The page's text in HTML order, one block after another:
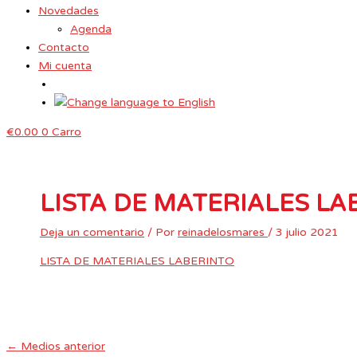
Novedades
Agenda
Contacto
Mi cuenta
€0.00 0 Carro
LISTA DE MATERIALES
Deja un comentario / Por reinadelosmares / 3 julio 2021
LISTA DE MATERIALES LABERINTO
← Medios anterior